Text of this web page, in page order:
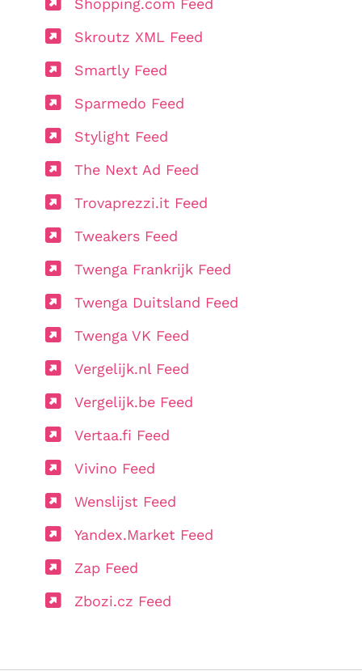
Shopping.com Feed
Skroutz XML Feed
Smartly Feed
Sparmedo Feed
Stylight Feed
The Next Ad Feed
Trovaprezzi.it Feed
Tweakers Feed
Twenga Frankrijk Feed
Twenga Duitsland Feed
Twenga VK Feed
Vergelijk.nl Feed
Vergelijk.be Feed
Vertaa.fi Feed
Vivino Feed
Wenslijst Feed
Yandex.Market Feed
Zap Feed
Zbozi.cz Feed